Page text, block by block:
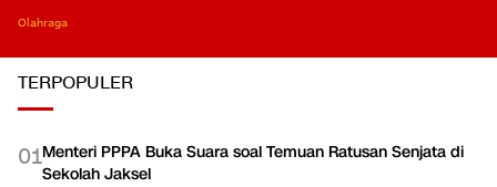
Olahraga
TERPOPULER
01Menteri PPPA Buka Suara soal Temuan Ratusan Senjata di
Sekolah Jaksel